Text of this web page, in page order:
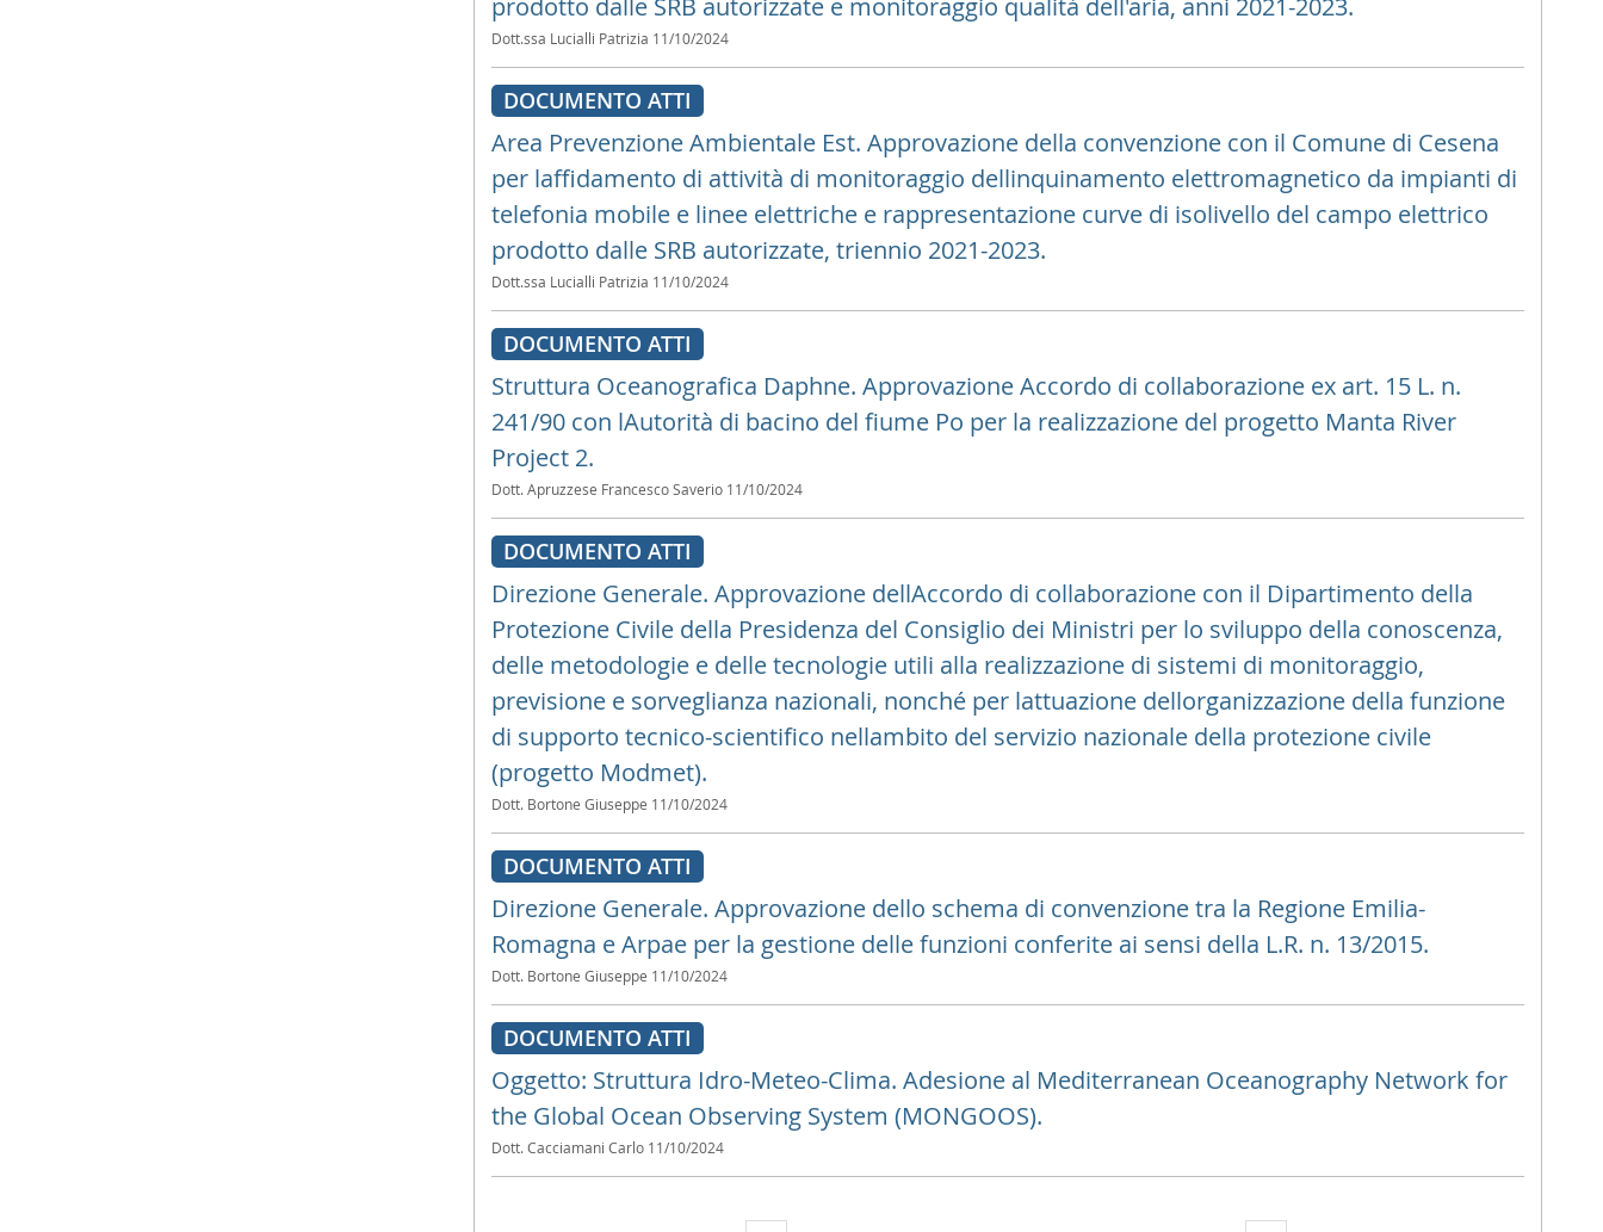
prodotto dalle SRB autorizzate e monitoraggio qualità dell'aria, anni 2021-2023.
Dott.ssa Lucialli Patrizia 11/10/2024
DOCUMENTO ATTI
Area Prevenzione Ambientale Est. Approvazione della convenzione con il Comune di Cesena
per laffidamento di attività di monitoraggio dellinquinamento elettromagnetico da impianti di
telefonia mobile e linee elettriche e rappresentazione curve di isolivello del campo elettrico
prodotto dalle SRB autorizzate, triennio 2021-2023.
Dott.ssa Lucialli Patrizia 11/10/2024
DOCUMENTO ATTI
Struttura Oceanografica Daphne. Approvazione Accordo di collaborazione ex art. 15 L. n.
241/90 con lAutorità di bacino del fiume Po per la realizzazione del progetto Manta River
Project 2.
Dott. Apruzzese Francesco Saverio 11/10/2024
DOCUMENTO ATTI
Direzione Generale. Approvazione dellAccordo di collaborazione con il Dipartimento della
Protezione Civile della Presidenza del Consiglio dei Ministri per lo sviluppo della conoscenza,
delle metodologie e delle tecnologie utili alla realizzazione di sistemi di monitoraggio,
previsione e sorveglianza nazionali, nonché per lattuazione dellorganizzazione della funzione
di supporto tecnico-scientifico nellambito del servizio nazionale della protezione civile
(progetto Modmet).
Dott. Bortone Giuseppe 11/10/2024
DOCUMENTO ATTI
Direzione Generale. Approvazione dello schema di convenzione tra la Regione Emilia-
Romagna e Arpae per la gestione delle funzioni conferite ai sensi della L.R. n. 13/2015.
Dott. Bortone Giuseppe 11/10/2024
DOCUMENTO ATTI
Oggetto: Struttura Idro-Meteo-Clima. Adesione al Mediterranean Oceanography Network for
the Global Ocean Observing System (MONGOOS).
Dott. Cacciamani Carlo 11/10/2024